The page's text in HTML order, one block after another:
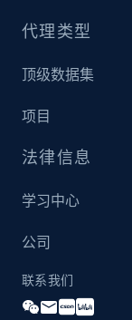
代理类型
顶级数据集
项目
法律信息
学习中心
公司
联系我们